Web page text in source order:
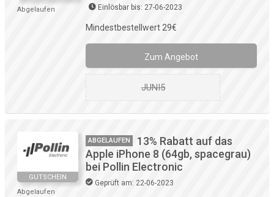
Abgelaufen
Einlösbar bis: 27-06-2023
Mindestbestellwert 29€
Zum Angebot
JUNI5
GUTSCHEIN
Abgelaufen
ABGELAUFEN
13% Rabatt auf das
Apple iPhone 8 (64gb, spacegrau)
bei Pollin Electronic
Geprüft am: 22-06-2023